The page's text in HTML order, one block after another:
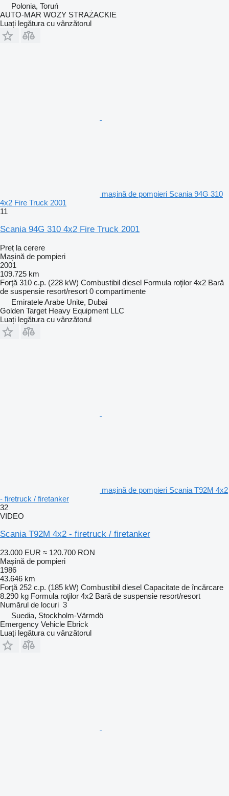
Polonia, Toruń
AUTO-MAR WOZY STRAŻACKIE
Luați legătura cu vânzătorul
mașină de pompieri Scania 94G 310
4x2 Fire Truck 2001
11
Scania 94G 310 4x2 Fire Truck 2001
Preț la cerere
Mașină de pompieri
2001
109.725 km
Forţă 310 c.p. (228 kW) Combustibil diesel Formula roţilor 4x2 Bară
de suspensie resort/resort 0 compartimente
Emiratele Arabe Unite, Dubai
Golden Target Heavy Equipment LLC
Luați legătura cu vânzătorul
mașină de pompieri Scania T92M 4x2
- firetruck / firetanker
32
VIDEO
Scania T92M 4x2 - firetruck / firetanker
23.000 EUR ≈ 120.700 RON
Mașină de pompieri
1986
43.646 km
Forţă 252 c.p. (185 kW) Combustibil diesel Capacitate de încărcare
8.290 kg Formula roţilor 4x2 Bară de suspensie resort/resort
Numărul de locuri 3
Suedia, Stockholm-Värmdö
Emergency Vehicle Ebrick
Luați legătura cu vânzătorul